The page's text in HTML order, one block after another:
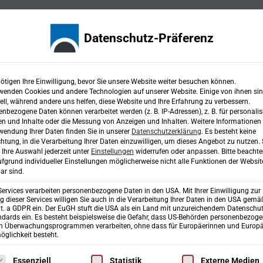
Ingenieurgesellschaft mbH & Co. KG
Richard-Wagner-Straße 6
D-86356 Neusäß/Augsburg
Datenschutz-Präferenz
Ihre Einwilligung, bevor Sie unsere Website weiter besuchen können.
Cookies und andere Technologien auf unserer Website. Einige von ihnen
während andere uns helfen, diese Website und Ihre Erfahrung zu verbessern.
Daten können verarbeitet werden (z. B. IP-Adressen), z. B. für
und Inhalte oder die Messung von Anzeigen und Inhalten. Weitere Informationen
Ihrer Daten finden Sie in unserer Datenschutzerklärung. Es besteht keine
in die Verarbeitung Ihrer Daten einzuwilligen, um dieses Angebot zu nutzen.
Auswahl jederzeit unter Einstellungen widerrufen oder anpassen. Bitte
individueller Einstellungen möglicherweise nicht alle Funktionen der
sind.
verarbeiten personenbezogene Daten in den USA. Mit Ihrer Einwilligung zur
dieser Services willigen Sie auch in die Verarbeitung Ihrer Daten in den USA
a GDPR ein. Der EuGH stuft die USA als ein Land mit unzureichendem
ein. Es besteht beispielsweise die Gefahr, dass US-Behörden
Überwachungsprogrammen verarbeiten, ohne dass für Europäerinnen und
besteht.
eine Liste der Service-Gruppen, für die eine Einwilligung
Essenziell Statistik Externe Medien